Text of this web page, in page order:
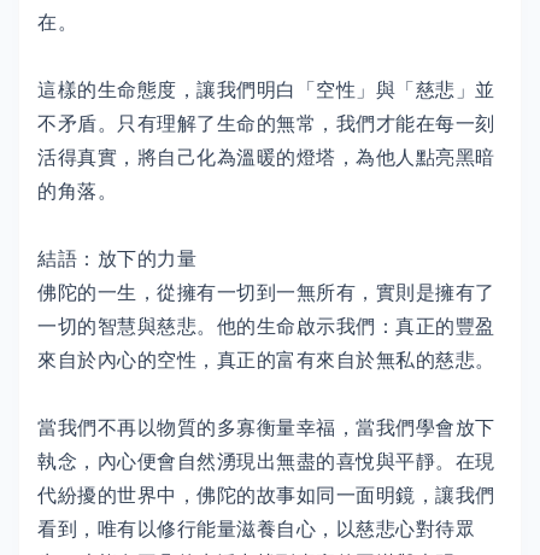
在。
這樣的生命態度，讓我們明白「空性」與「慈悲」並
不矛盾。只有理解了生命的無常，我們才能在每一刻
活得真實，將自己化為溫暖的燈塔，為他人點亮黑暗
的角落。
結語：放下的力量
佛陀的一生，從擁有一切到一無所有，實則是擁有了
一切的智慧與慈悲。他的生命啟示我們：真正的豐盈
來自於內心的空性，真正的富有來自於無私的慈悲。
當我們不再以物質的多寡衡量幸福，當我們學會放下
執念，內心便會自然湧現出無盡的喜悅與平靜。在現
代紛擾的世界中，佛陀的故事如同一面明鏡，讓我們
看到，唯有以修行能量滋養自心，以慈悲心對待眾